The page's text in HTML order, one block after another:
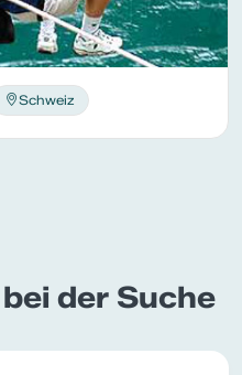
Schweiz
der Suche